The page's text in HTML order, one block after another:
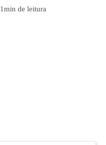
1min de leitura